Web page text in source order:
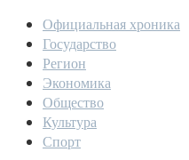
Официальная хроника
Государство
Регион
Экономика
Общество
Культура
Спорт